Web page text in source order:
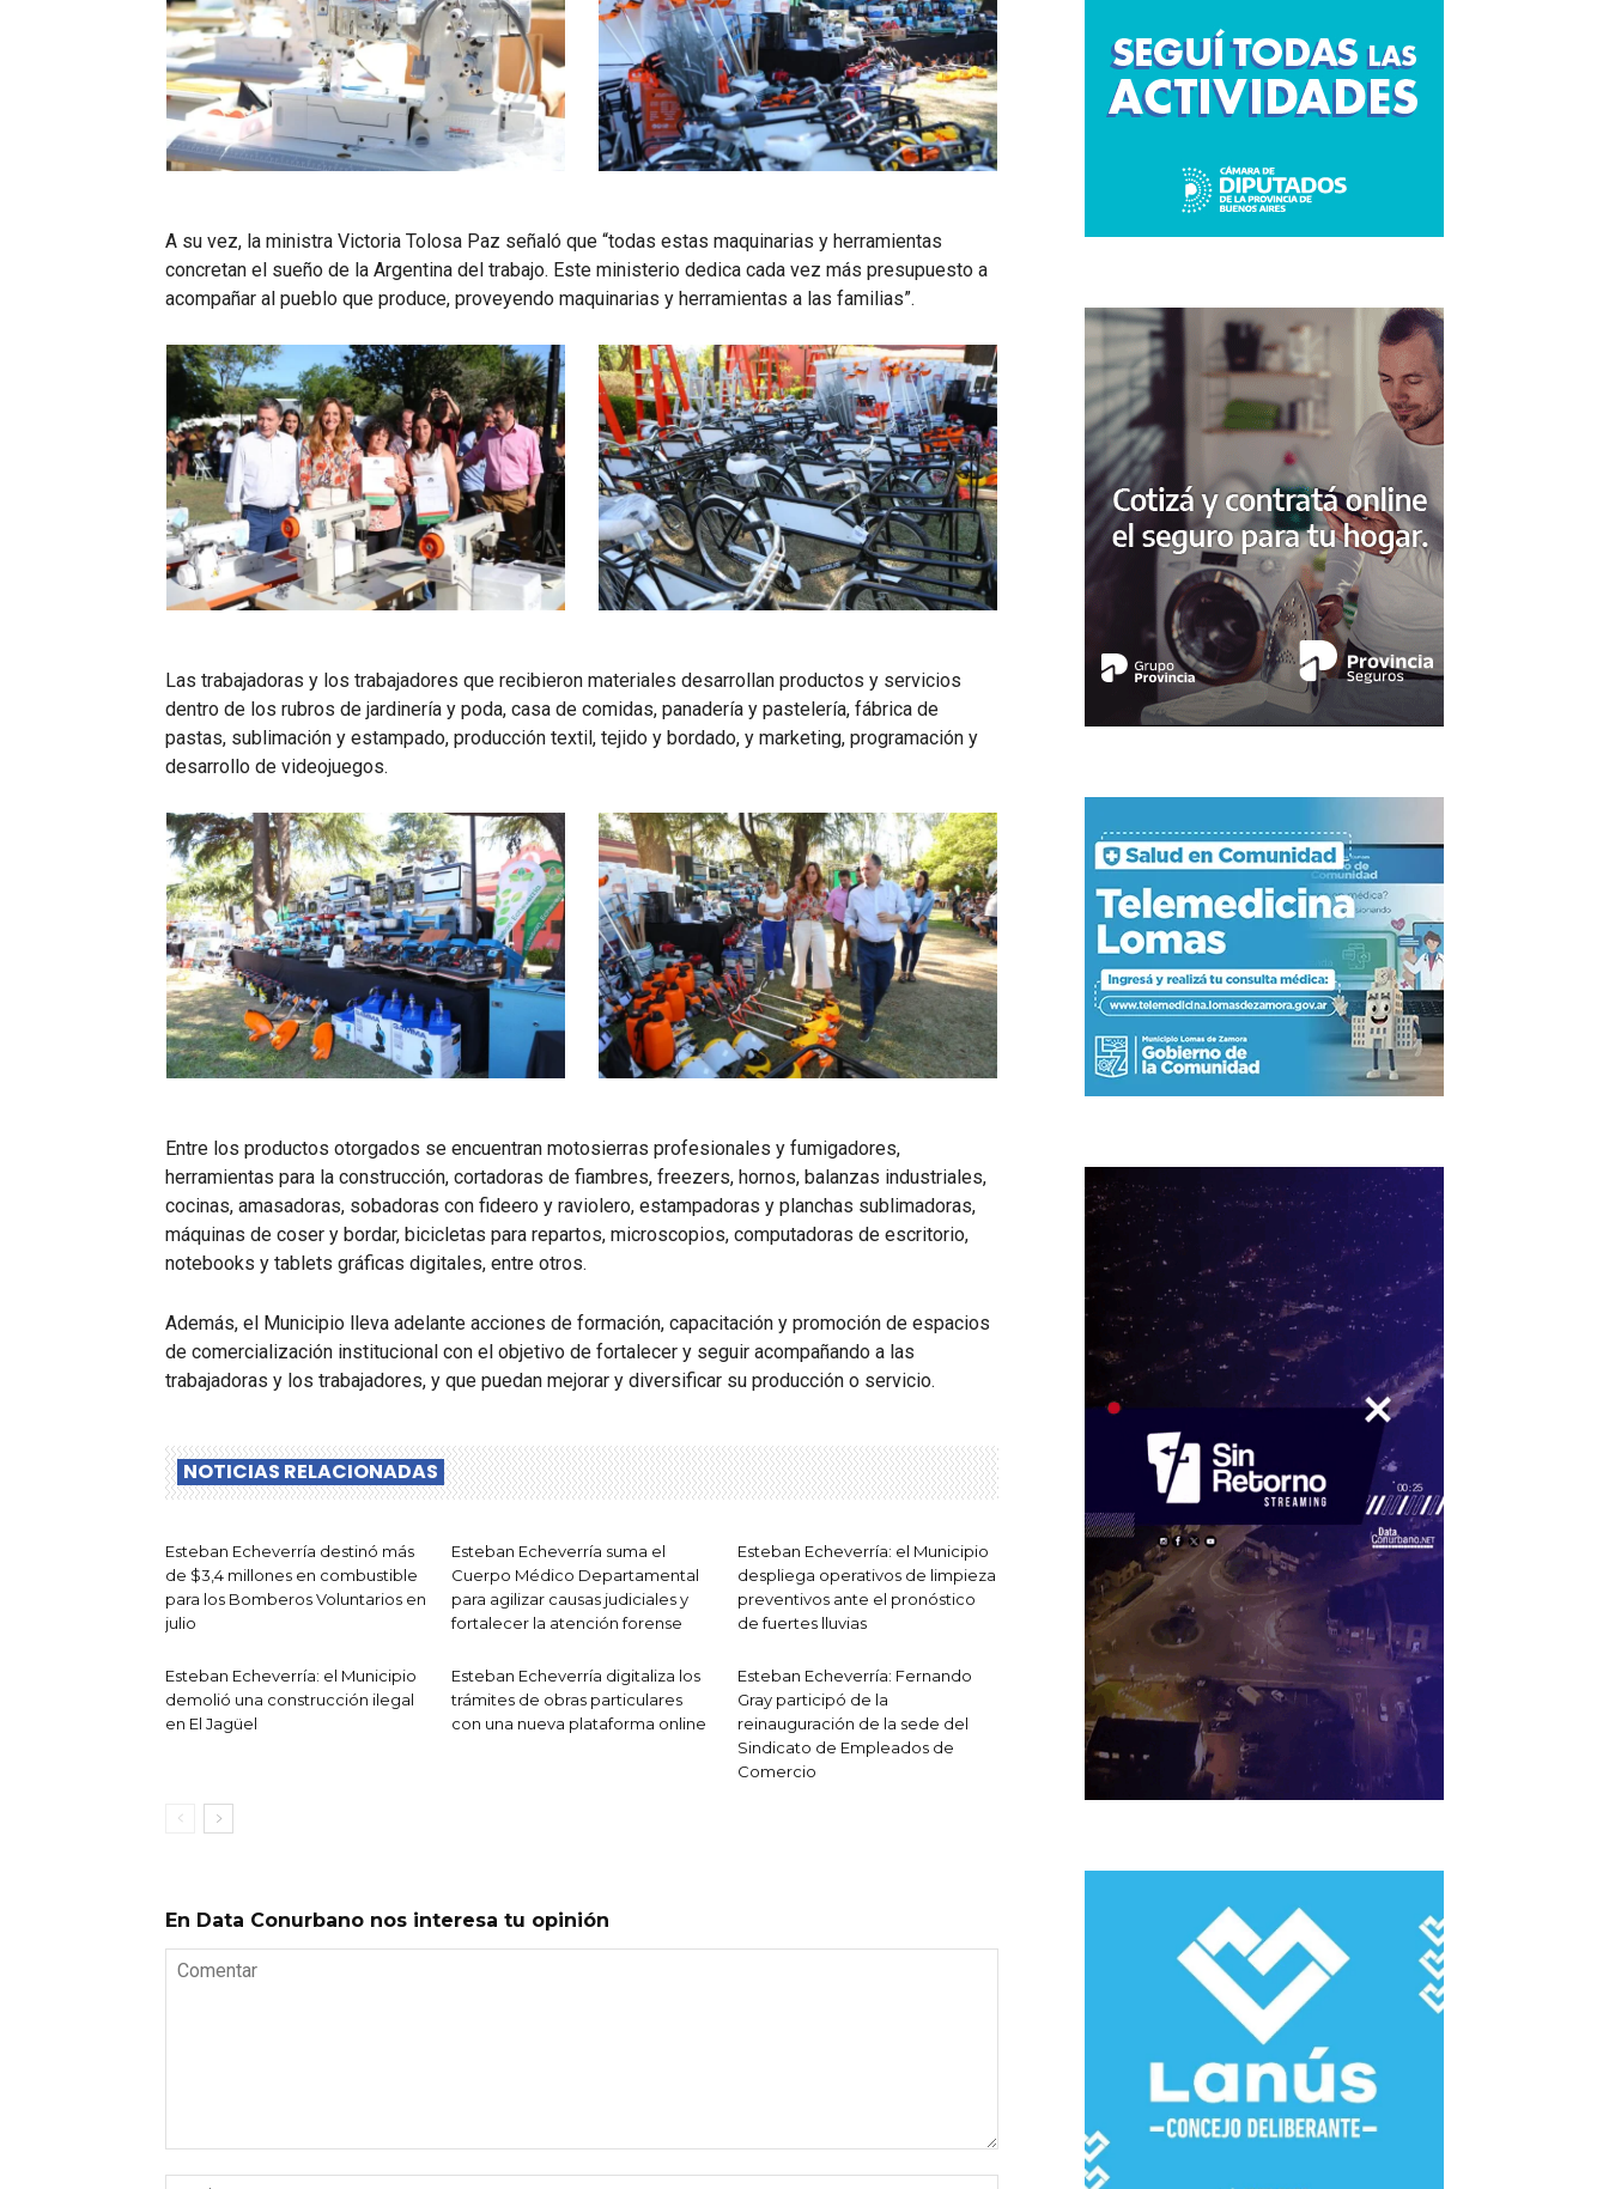
A su vez, la ministra Victoria Tolosa Paz señaló que “todas estas maquinarias y herramientas
concretan el sueño de la Argentina del trabajo. Este ministerio dedica cada vez más presupuesto a
acompañar al pueblo que produce, proveyendo maquinarias y herramientas a las familias”.
Las trabajadoras y los trabajadores que recibieron materiales desarrollan productos y servicios
dentro de los rubros de jardinería y poda, casa de comidas, panadería y pastelería, fábrica de
pastas, sublimación y estampado, producción textil, tejido y bordado, y marketing, programación y
desarrollo de videojuegos.
Entre los productos otorgados se encuentran motosierras profesionales y fumigadores,
herramientas para la construcción, cortadoras de fiambres, freezers, hornos, balanzas industriales,
cocinas, amasadoras, sobadoras con fideero y raviolero, estampadoras y planchas sublimadoras,
máquinas de coser y bordar, bicicletas para repartos, microscopios, computadoras de escritorio,
notebooks y tablets gráficas digitales, entre otros.
Además, el Municipio lleva adelante acciones de formación, capacitación y promoción de espacios
de comercialización institucional con el objetivo de fortalecer y seguir acompañando a las
trabajadoras y los trabajadores, y que puedan mejorar y diversificar su producción o servicio.
NOTICIAS RELACIONADAS
Esteban Echeverría destinó más
de $3,4 millones en combustible
para los Bomberos Voluntarios en
julio
Esteban Echeverría suma el
Cuerpo Médico Departamental
para agilizar causas judiciales y
fortalecer la atención forense
Esteban Echeverría: el Municipio
despliega operativos de limpieza
preventivos ante el pronóstico
de fuertes lluvias
Esteban Echeverría: el Municipio
demolió una construcción ilegal
en El Jagüel
Esteban Echeverría digitaliza los
trámites de obras particulares
con una nueva plataforma online
Esteban Echeverría: Fernando
Gray participó de la
reinauguración de la sede del
Sindicato de Empleados de
Comercio
En Data Conurbano nos interesa tu opinión